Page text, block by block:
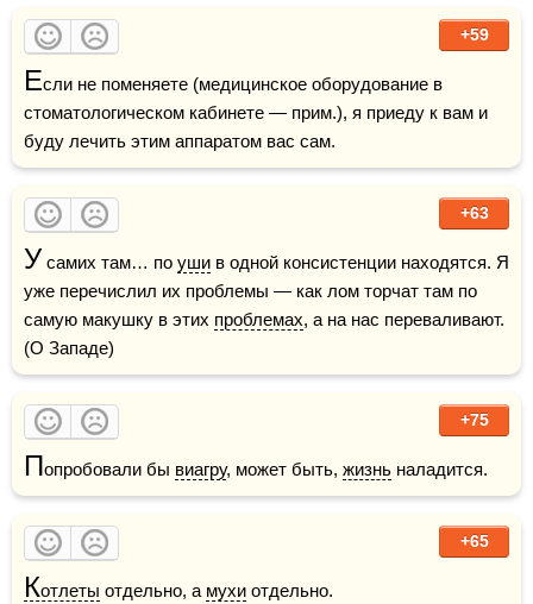
+59
Если не поменяете (медицинское оборудование в
стоматологическом кабинете — прим.), я приеду к вам и
буду лечить этим аппаратом вас сам.
+63
У самих там… по уши в одной консистенции находятся. Я
уже перечислил их проблемы — как лом торчат там по
самую макушку в этих проблемах, а на нас переваливают.
(О Западе)
+75
Попробовали бы виагру, может быть, жизнь наладится.
+65
Котлеты отдельно, а мухи отдельно.